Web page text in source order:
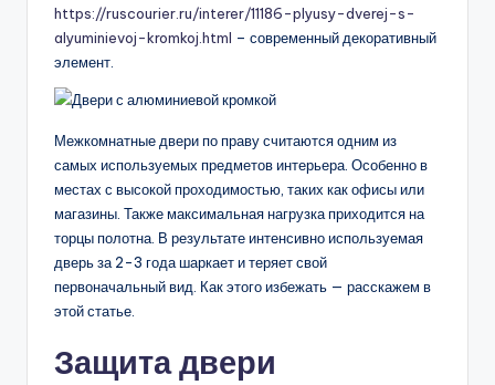
https://ruscourier.ru/interer/11186-plyusy-dverej-s-
alyuminievoj-kromkoj.html – современный декоративный
элемент.
Межкомнатные двери по праву считаются одним из
самых используемых предметов интерьера. Особенно в
местах с высокой проходимостью, таких как офисы или
магазины. Также максимальная нагрузка приходится на
торцы полотна. В результате интенсивно используемая
дверь за 2-3 года шаркает и теряет свой
первоначальный вид. Как этого избежать — расскажем в
этой статье.
Защита двери